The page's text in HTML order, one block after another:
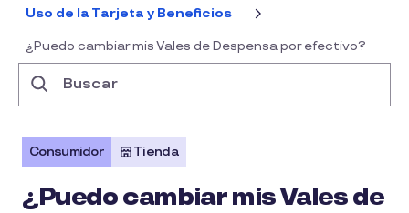
Uso de la Tarjeta y Beneficios
¿Puedo cambiar mis Vales de Despensa por efectivo?
Consumidor Tienda
¿Puedo cambiar mis Vales de